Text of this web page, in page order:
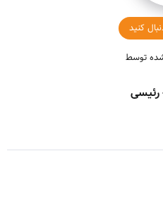
کنید
توسط
رئیسی